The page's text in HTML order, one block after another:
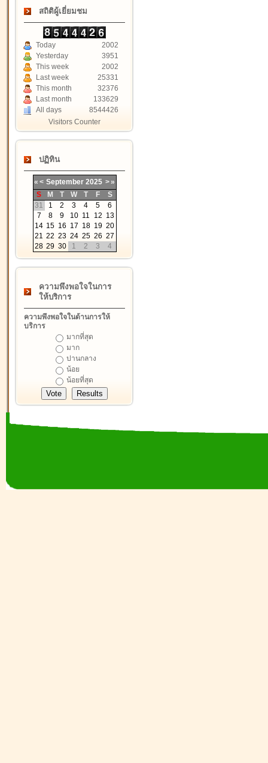
สถิติผู้เยี่ยมชม
Today
2002
Yesterday
3951
This week
2002
Last week
25331
This month
32376
Last month
133629
All days
8544426
Visitors Counter
ปฏิทิน
« < September 2025 >»
S
M T W T F
S
31
1 2 3 4 5
6
7
8 9 10 11 12 13
14 15 16 17 18 19 20
21 22 23 24 25 26 27
28 29 30 1 2 3 4
ความพึงพอใจในการ
ให้บริการ
ความพึงพอใจในด้านการให้
บริการ
มากที่สุด
มาก
ปานกลาง
น้อย
น้อยที่สุด